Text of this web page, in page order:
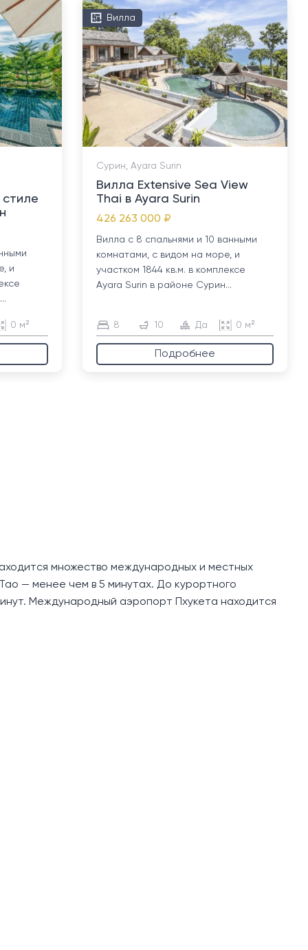
и
0 м²
Вилла
Сурин, Ayara Surin
Вилла Extensive Sea View
Thai в Ayara Surin
426 263 000 ₽
Вилла с 8 спальнями и 10 ванными
комнатами, с видом на море, и
участком 1844 кв.м. в комплексе
Ayara Surin в районе Сурин...
8 10 Да 0 м²
Подробнее
множество международных и местных
— менее чем в 5 минутах. До курортного
Международный аэропорт Пхукета находится